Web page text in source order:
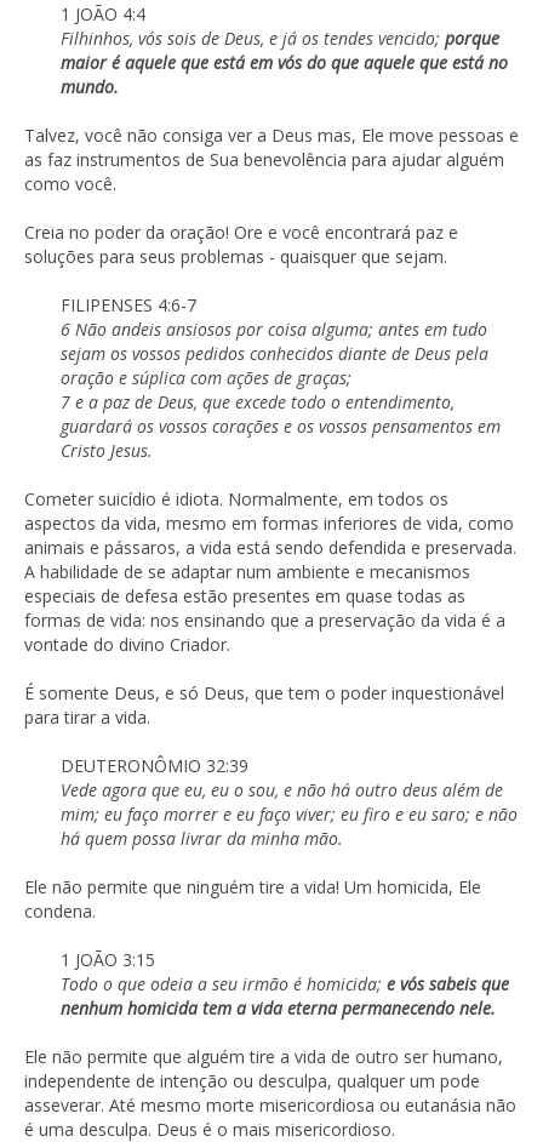
1 JOÃO 4:4
Filhinhos, vós sois de Deus, e já os tendes vencido; porque
maior é aquele que está em vós do que aquele que está no
mundo.
Talvez, você não consiga ver a Deus mas, Ele move pessoas e
as faz instrumentos de Sua benevolência para ajudar alguém
como você.
Creia no poder da oração! Ore e você encontrará paz e
soluções para seus problemas - quaisquer que sejam.
FILIPENSES 4:6-7
6 Não andeis ansiosos por coisa alguma; antes em tudo
sejam os vossos pedidos conhecidos diante de Deus pela
oração e súplica com ações de graças;
7 e a paz de Deus, que excede todo o entendimento,
guardará os vossos corações e os vossos pensamentos em
Cristo Jesus.
Cometer suicídio é idiota. Normalmente, em todos os
aspectos da vida, mesmo em formas inferiores de vida, como
animais e pássaros, a vida está sendo defendida e preservada.
A habilidade de se adaptar num ambiente e mecanismos
especiais de defesa estão presentes em quase todas as
formas de vida: nos ensinando que a preservação da vida é a
vontade do divino Criador.
É somente Deus, e só Deus, que tem o poder inquestionável
para tirar a vida.
DEUTERONÔMIO 32:39
Vede agora que eu, eu o sou, e não há outro deus além de
mim; eu faço morrer e eu faço viver; eu firo e eu saro; e não
há quem possa livrar da minha mão.
Ele não permite que ninguém tire a vida! Um homicida, Ele
condena.
1 JOÃO 3:15
Todo o que odeia a seu irmão é homicida; e vós sabeis que
nenhum homicida tem a vida eterna permanecendo nele.
Ele não permite que alguém tire a vida de outro ser humano,
independente de intenção ou desculpa, qualquer um pode
asseverar. Até mesmo morte misericordiosa ou eutanásia não
é uma desculpa. Deus é o mais misericordioso.